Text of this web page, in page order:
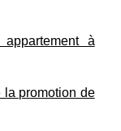
à
la promotion de